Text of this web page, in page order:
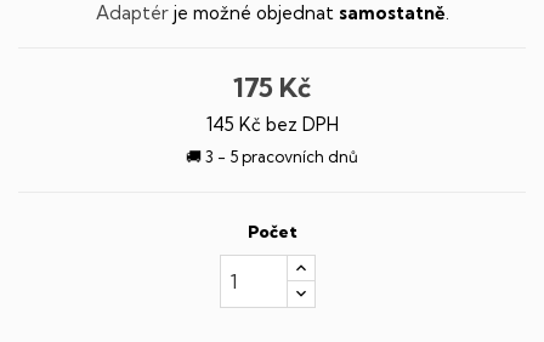
Adaptér je možné objednat samostatně.
175 Kč
145 Kč bez DPH
🚚 3 - 5 pracovních dnů
Počet